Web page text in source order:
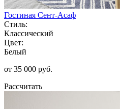
Гостиная Сент-Асаф
Стиль:
Классический
Цвет:
Белый
от 35 000 руб.
Рассчитать